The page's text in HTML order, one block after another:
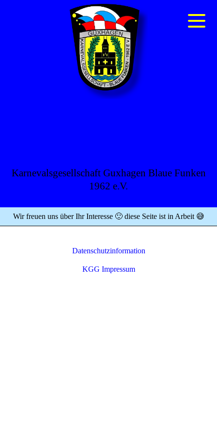
Karnevalsgesellschaft Guxhagen Blaue Funken
1962 e.V.
Wir freuen uns über Ihr Interesse 🙂 diese Seite ist in Arbeit 😅
Datenschutzinformation
KGG Impressum